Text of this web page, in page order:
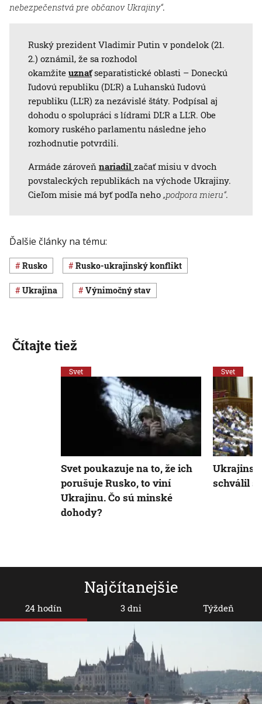
nebezpečenstvá pre občanov Ukrajiny“.
Ruský prezident Vladimir Putin v pondelok (21.
2.) oznámil, že sa rozhodol
okamžite uznaťseparatistické oblasti – Doneckú
ľudovú republiku (DĽR) a Luhanskú ľudovú
republiku (LĽR) za nezávislé štáty. Podpísal aj
dohodu o spolupráci s lídrami DĽR a LĽR. Obe
komory ruského parlamentu následne jeho
rozhodnutie potvrdili.
Armáde zároveň nariadil začať misiu v dvoch
povstaleckých republikách na východe Ukrajiny.
Cieľom misie má byť podľa neho „podpora mieru“.
Ďalšie články na tému:
Rusko rusko-ukrajinský konflikt
Ukrajina výnimočný stav
Najčítanejšie
24 hodín 3 dni Týždeň
Čítajte tiež
Svet
Svet poukazuje na to, že ich
porušuje Rusko, to viní
Ukrajinu. Čo sú minské
dohody?
Svet
schválil